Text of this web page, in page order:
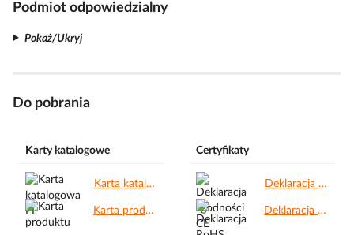
Podmiot odpowiedzialny
Pokaż/Ukryj
Do pobrania
Karty katalogowe
Karta katalogowa PL.pdf
Karta produktu.pdf
Certyfikaty
Deklaracja zgodności CE.pdf
Deklaracja RoHS.pdf